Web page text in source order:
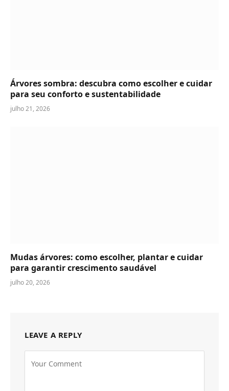
Árvores sombra: descubra como escolher e cuidar
para seu conforto e sustentabilidade
julho 21, 2026
Mudas árvores: como escolher, plantar e cuidar
para garantir crescimento saudável
julho 20, 2026
LEAVE A REPLY